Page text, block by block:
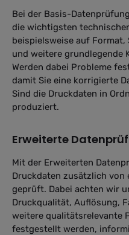
Bei der Basis-
die wichtigsten
beispielsweise auf
und weitere grundlegende
Werden dabei Probleme
damit Sie eine korrigierte
Sind die Druckdaten in
produziert.
Erweiterte
Mit der Erweiterten
Druckdaten zusätzlich
geprüft. Dabei achten wir
Druckqualität, Auflösung,
weitere qualitätsrelevante
festgestellt werden,